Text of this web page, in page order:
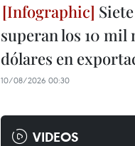
superan los 10 mil
dólares en
10/08/2026 00:30
VIDEOS